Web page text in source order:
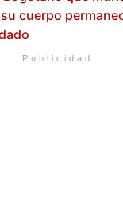
cuerpo
Publicidad